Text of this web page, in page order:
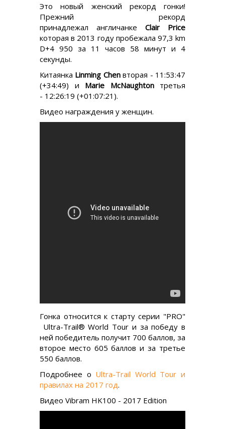
Это новый женский рекорд гонки!
Прежний рекорд
принадлежал англичанке Clair Price
которая в 2013 году пробежала 97,3 km
D+4 950 за 11 часов 58 минут и 4
секунды.
Китаянка Linming Chenвторая - 11:53:47
(+34:49) и Marie McNaughtonтретья
- 12:26:19 (+01:07:21).
Видео награждения у женщин.
Гонка относится к старту серии "PRO"
Ultra-Trail® World Tour и за победу в
ней победитель получит 700 баллов, за
второе место 605 баллов и за третье
550 баллов.
Подробнее о Ultra-Trail World Tour и
правилах на 2017 год.
Видео Vibram HK100 - 2017 Edition